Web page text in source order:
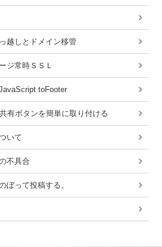
越しとドメイン移管
ジ常時ＳＳＬ
toFooter
有ボタンを簡単に取り付ける
いて
不具合
ぼって投稿する。